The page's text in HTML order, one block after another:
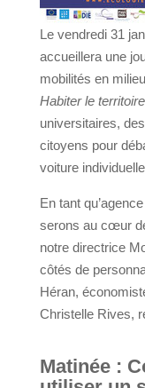
Le vendredi 31
accueillera une
mobilités en
Habiter le
universitaires,
citoyens pour
voiture
En tant
serons au cœur
notre directrice
côtés de
Héran,
Christelle Rives,
Matinée :